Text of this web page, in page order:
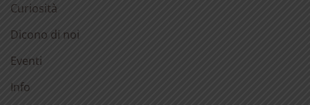
Curiosità
Dicono di noi
Eventi
Info